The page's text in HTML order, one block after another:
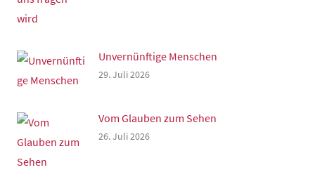
Unvernünftige Menschen
29. Juli 2026
Vom Glauben zum Sehen
26. Juli 2026